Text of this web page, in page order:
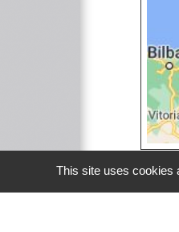
This site uses cookies